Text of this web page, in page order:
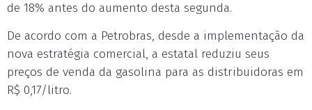
de 18% antes do aumento desta segunda.
De acordo com a Petrobras, desde a implementação da
nova estratégia comercial, a estatal reduziu seus
preços de venda da gasolina para as distribuidoras em
R$ 0,17/litro.